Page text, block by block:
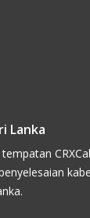
Lanka